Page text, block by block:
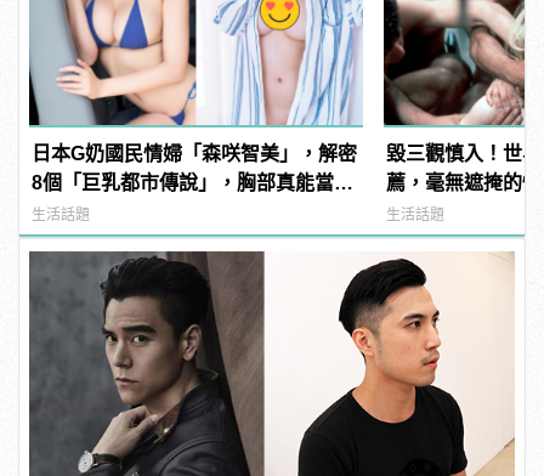
日本G奶國民情婦「森咲智美」，解密
8個「巨乳都市傳說」，胸部真能當手
機架自拍？ | manfashion這樣變型男
生活話題
毀三觀慎入！世
薦，毫無遮掩的
噁心到極致！ |
男
生活話題